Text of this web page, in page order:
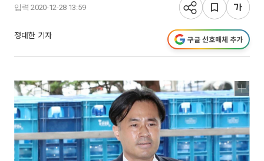
입력 2020-12-28 13:59
정대한 기자 구글 선호매체 추가